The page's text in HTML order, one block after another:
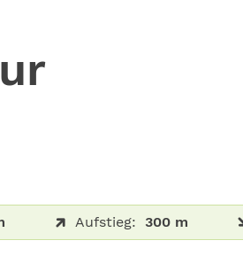
Aufstieg: 300 m